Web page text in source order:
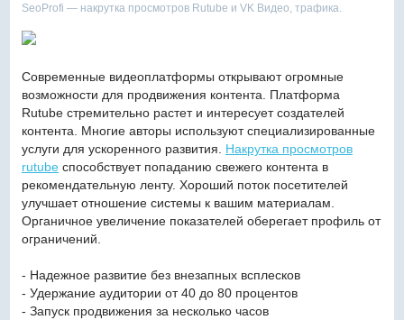
SeoProfi — накрутка просмотров Rutube и VK Видео, трафика.
Современные видеоплатформы открывают огромные
возможности для продвижения контента. Платформа
Rutube стремительно растет и интересует создателей
контента. Многие авторы используют специализированные
услуги для ускоренного развития. Накрутка просмотров
rutubeспособствует попаданию свежего контента в
рекомендательную ленту. Хороший поток посетителей
улучшает отношение системы к вашим материалам.
Органичное увеличение показателей оберегает профиль от
ограничений.
- Надежное развитие без внезапных всплесков
- Удержание аудитории от 40 до 80 процентов
- Запуск продвижения за несколько часов